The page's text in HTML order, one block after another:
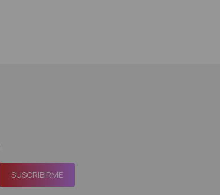
SUSCRIBIRME